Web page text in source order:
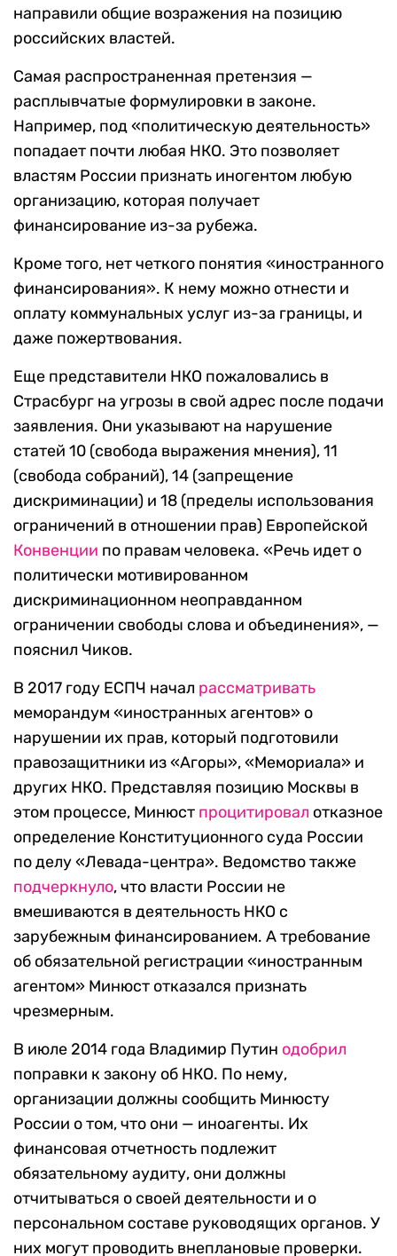
направили общие возражения на позицию
российских властей.
Самая распространенная претензия —
расплывчатые формулировки в законе.
Например, под «политическую деятельность»
попадает почти любая НКО. Это позволяет
властям России признать иногентом любую
организацию, которая получает
финансирование из-за рубежа.
Кроме того, нет четкого понятия «иностранного
финансирования». К нему можно отнести и
оплату коммунальных услуг из-за границы, и
даже пожертвования.
Еще представители НКО пожаловались в
Страсбург на угрозы в свой адрес после подачи
заявления. Они указывают на нарушение
статей 10 (свобода выражения мнения), 11
(свобода собраний), 14 (запрещение
дискриминации) и 18 (пределы использования
ограничений в отношении прав) Европейской
Конвенции по правам человека. «Речь идет о
политически мотивированном
дискриминационном неоправданном
ограничении свободы слова и объединения», —
пояснил Чиков.
В 2017 году ЕСПЧ начал рассматривать
меморандум «иностранных агентов» о
нарушении их прав, который подготовили
правозащитники из «Агоры», «Мемориала» и
других НКО. Представляя позицию Москвы в
этом процессе, Минюст процитировал отказное
определение Конституционного суда России
по делу «Левада-центра». Ведомство также
подчеркнуло, что власти России не
вмешиваются в деятельность НКО с
зарубежным финансированием. А требование
об обязательной регистрации «иностранным
агентом» Минюст отказался признать
чрезмерным.
В июле 2014 года Владимир Путин одобрил
поправки к закону об НКО. По нему,
организации должны сообщить Минюсту
России о том, что они — иноагенты. Их
финансовая отчетность подлежит
обязательному аудиту, они должны
отчитываться о своей деятельности и о
персональном составе руководящих органов. У
них могут проводить внеплановые проверки.